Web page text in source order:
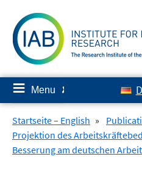
content
≡ Menu ✘
Startseite – English »
Projektion des
Besserung am deutschen